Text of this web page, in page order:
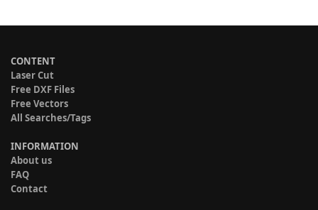
CONTENT
Laser Cut
Free DXF Files
Free Vectors
All Searches/Tags
INFORMATION
About us
FAQ
Contact